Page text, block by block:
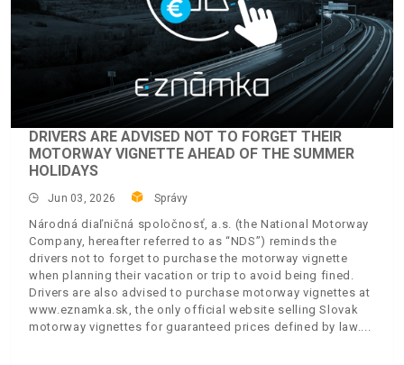
DRIVERS ARE ADVISED NOT TO FORGET THEIR
MOTORWAY VIGNETTE AHEAD OF THE SUMMER
HOLIDAYS
Jun 03, 2026 Správy
Národná diaľničná spoločnosť, a.s. (the National Motorway
Company, hereafter referred to as “NDS”) reminds the
drivers not to forget to purchase the motorway vignette
when planning their vacation or trip to avoid being fined.
Drivers are also advised to purchase motorway vignettes at
www.eznamka.sk, the only official website selling Slovak
motorway vignettes for guaranteed prices defined by law.